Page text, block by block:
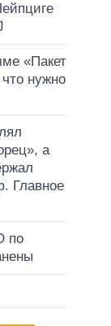
«Пакет
нужно
а
Главное
по